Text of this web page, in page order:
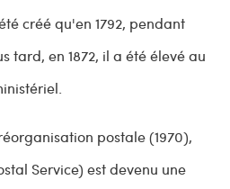
créé qu'en 1792, pendant
tard, en 1872, il a été élevé au
postale (1970),
Service) est devenu une